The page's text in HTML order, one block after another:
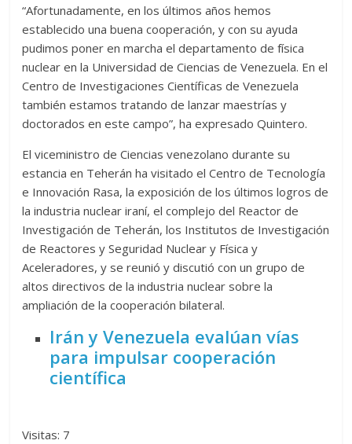
“Afortunadamente, en los últimos años hemos
establecido una buena cooperación, y con su ayuda
pudimos poner en marcha el departamento de física
nuclear en la Universidad de Ciencias de Venezuela. En el
Centro de Investigaciones Científicas de Venezuela
también estamos tratando de lanzar maestrías y
doctorados en este campo”, ha expresado Quintero.
El viceministro de Ciencias venezolano durante su
estancia en Teherán ha visitado el Centro de Tecnología
e Innovación Rasa, la exposición de los últimos logros de
la industria nuclear iraní, el complejo del Reactor de
Investigación de Teherán, los Institutos de Investigación
de Reactores y Seguridad Nuclear y Física y
Aceleradores, y se reunió y discutió con un grupo de
altos directivos de la industria nuclear sobre la
ampliación de la cooperación bilateral.
Irán y Venezuela evalúan vías
para impulsar cooperación
científica
Visitas: 7